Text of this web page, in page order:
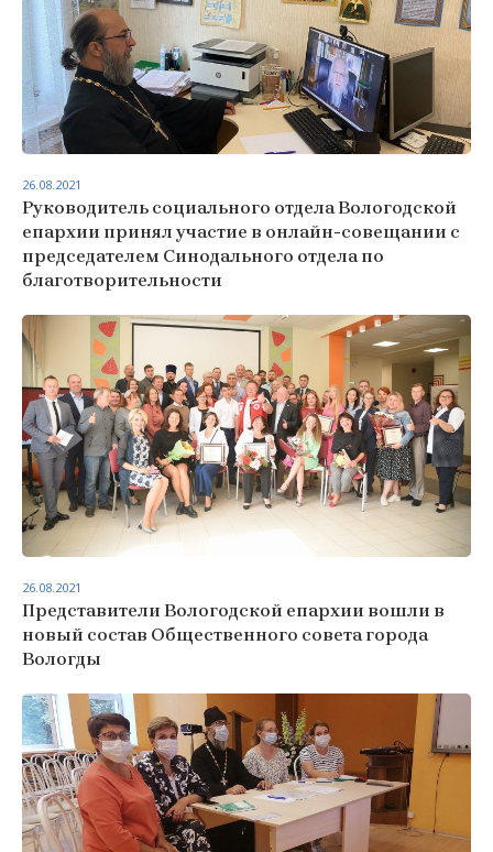
Руководитель социального отдела Вологодской
епархии принял участие в онлайн-совещании с
председателем Синодального отдела по
благотворительности
26.08.2021
Представители Вологодской епархии вошли в
новый состав Общественного совета города
Вологды
26.08.2021